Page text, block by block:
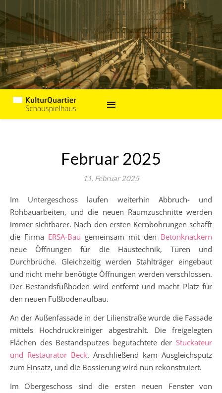
Februar 2025
11. Februar 2025
Im Untergeschoss laufen weiterhin Abbruch- und
Rohbauarbeiten, und die neuen Raumzuschnitte werden
immer sichtbarer. Nach den ersten Kernbohrungen schafft
die Firma ERSA-Bau gemeinsam mit den Betonknackern
neue Öffnungen für die Haustechnik, Türen und
Durchbrüche. Gleichzeitig werden Stahlträger eingebaut
und nicht mehr benötigte Öffnungen werden verschlossen.
Der Bestandsfußboden wird entfernt und macht Platz für
den neuen Fußbodenaufbau.
An der Außenfassade in der Lilienstraße wurde die Fassade
mittels Hochdruckreiniger abgestrahlt. Die freigelegten
Flächen des Bestandsputzes begutachtete der Stuckateur
und Restaurator Beck. Anschließend kam Ausgleichsputz
zum Einsatz, und die Bossierung wird nun rekonstruiert.
Im Obergeschoss sind die ersten neuen Fenster von